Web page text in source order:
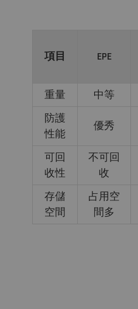
項目 EPE
重量 中等
防護
性能
優秀
可回
收性
不可回
收
存儲
空間
占用空
間多